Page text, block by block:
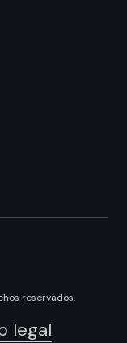
reservados.
legal